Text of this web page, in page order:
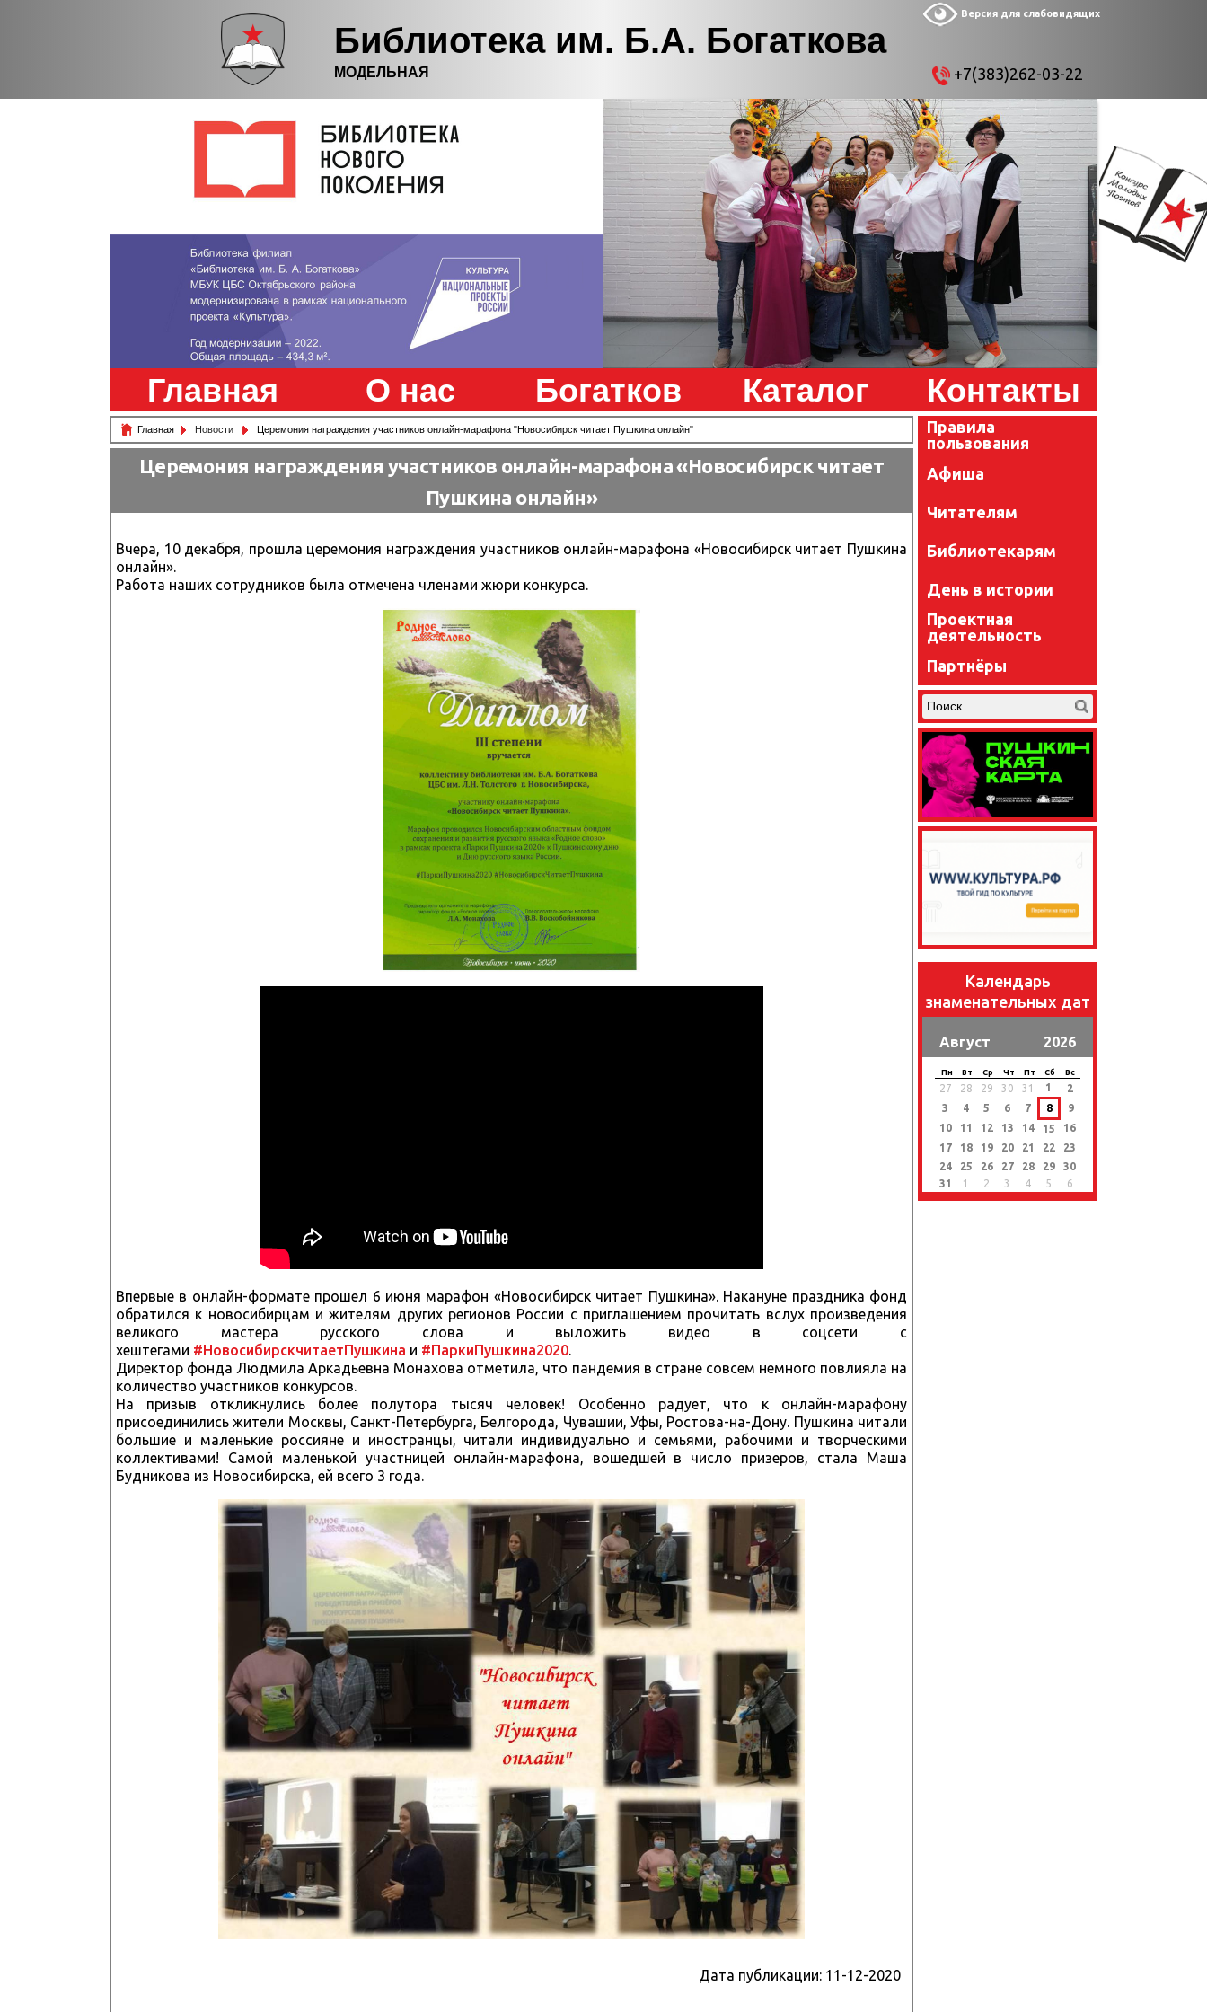
Библиотека им. Б.А. Богаткова
МОДЕЛЬНАЯ
Версия для слабовидящих
+7(383)262-03-22
Главная О нас Богатков Каталог Контакты
Главная Новости Церемония награждения участников онлайн-марафона "Новосибирск читает Пушкина онлайн"
Церемония награждения участников онлайн-марафона «Новосибирск читает
Пушкина онлайн»
Вчера, 10 декабря, прошла церемония награждения участников онлайн-марафона «Новосибирск читает Пушкина
онлайн».
Работа наших сотрудников была отмечена членами жюри конкурса.
Впервые в онлайн-формате прошел 6 июня марафон «Новосибирск читает Пушкина». Накануне праздника фонд
обратился к новосибирцам и жителям других регионов России с приглашением прочитать вслух произведения
великого мастера русского слова и выложить видео в соцсети с
хештегами #НовосибирскчитаетПушкина и #ПаркиПушкина2020.
Директор фонда Людмила Аркадьевна Монахова отметила, что пандемия в стране совсем немного повлияла на
количество участников конкурсов.
На призыв откликнулись более полутора тысяч человек! Особенно радует, что к онлайн-марафону
присоединились жители Москвы, Санкт-Петербурга, Белгорода, Чувашии, Уфы, Ростова-на-Дону. Пушкина читали
большие и маленькие россияне и иностранцы, читали индивидуально и семьями, рабочими и творческими
коллективами! Самой маленькой участницей онлайн-марафона, вошедшей в число призеров, стала Маша
Будникова из Новосибирска, ей всего 3 года.
Дата публикации: 11-12-2020
Правила
пользования
Афиша
Читателям
Библиотекарям
День в истории
Проектная
деятельность
Партнёры
Календарь
знаменательных дат
Август 2026
Пн Вт Ср Чт Пт Сб Вс
27 28 29 30 31 1
2
3
4 5 6 7 8
9
10
11 12 13 14 15
16
17
18 19 20 21 22
23
24
25 26 27 28 29
30
31
1 2 3 4 5 6